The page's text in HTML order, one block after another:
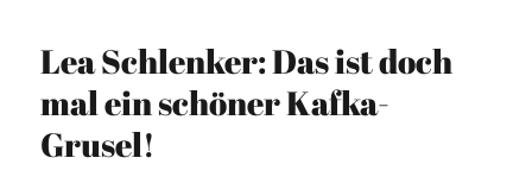
Der
Lea Schlenker: Das ist doch
mal ein schöner Kafka-
Grusel!